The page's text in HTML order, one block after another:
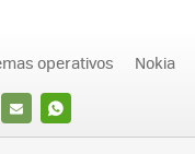
E-
WHATSAPP
operativos Nokia